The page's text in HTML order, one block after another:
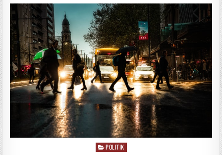
Posted
POLITIK